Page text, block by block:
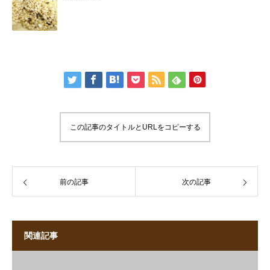
この記事のタイトルとURLをコピーする
前の記事 次の記事
関連記事